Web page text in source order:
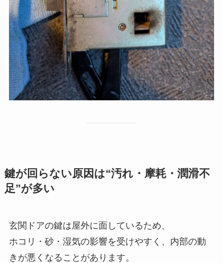
鍵が回らない原因は“汚れ・摩耗・潤滑不
足”が多い
玄関ドアの鍵は屋外に面しているため、
ホコリ・砂・湿気の影響を受けやすく、内部の動
きが悪くなることがあります。